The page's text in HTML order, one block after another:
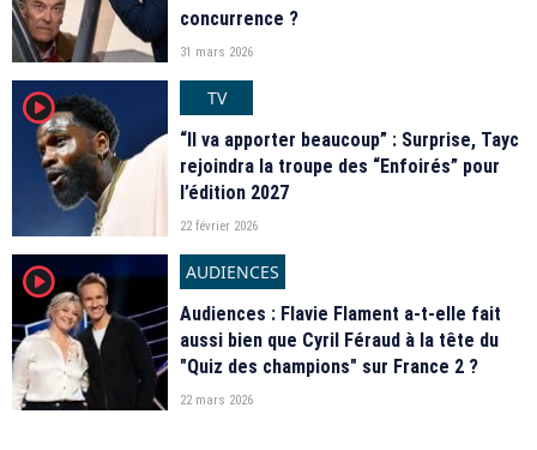
concurrence ?
31 mars 2026
player2
TV
“Il va apporter beaucoup” : Surprise, Tayc
rejoindra la troupe des “Enfoirés” pour
l’édition 2027
22 février 2026
player2
AUDIENCES
Audiences : Flavie Flament a-t-elle fait
aussi bien que Cyril Féraud à la tête du
"Quiz des champions" sur France 2 ?
22 mars 2026